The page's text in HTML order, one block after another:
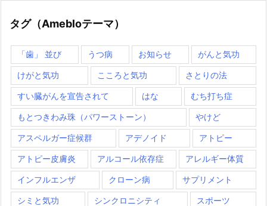
タグ（Amebloテーマ）
「歯」 並び うつ病 お知らせ がんと気功
けがと気功 こころと気功 さとりの法
すい臓がんを宣告されて はな むち打ち症
もとつきわみ珠（パワーストーン） やけど
アスペルガー症候群 アデノイド アトピー
アトピー皮膚炎 アルコール依存症 アレルギー体質
インフルエンザ クローン病 サプリメント
シミと気功 シンクロニシティ スポーツ